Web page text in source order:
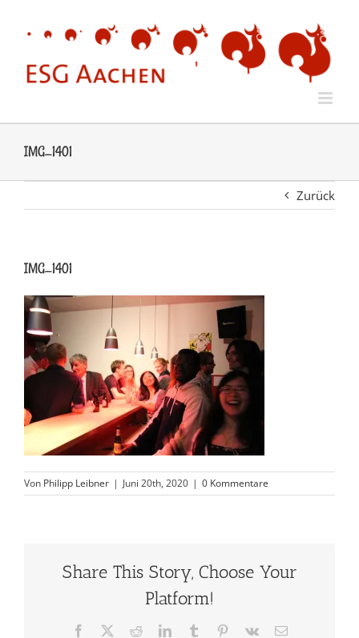
springen
IMG_1401
Zurück
IMG_1401
Von Philipp Leibner | Juni 20th, 2020 | 0 Kommentare
Share This Story, Choose Your
Platform!
Facebook RedditLinkedInTumblr Pinterest
Vk
E-